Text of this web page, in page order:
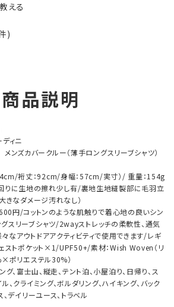
える
)
商品説明
ィニ
ズカバークルー（薄手ロングスリーブシャツ）
裄丈：92cm/身幅：57cm/実寸）/ 重量：154g
に生地の擦れ少し有/裏地生地縫製部に毛羽立
きなダメージ汚れなし）
円/コットンのような肌触りで着心地の良いシン
スリーブシャツ/2wayストレッチの柔軟性、通気
なアウトドアアクティビティで使用できます/レギ
ストポケット×1/UPF50+/素材：Wish Woven（リ
ポリエステル30%）
、富士山、縦走、テント泊、小屋泊り、日帰り、ス
、クライミング、ボルダリング、ハイキング、バック
、デイリーユース、トラベル